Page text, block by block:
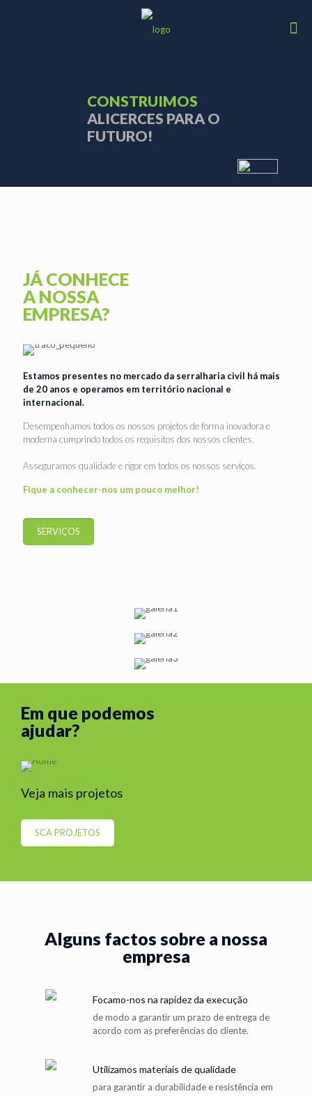
CONSTRUIMOS
ALICERCES PARA O
FUTURO!
JÁ CONHECE
A NOSSA
EMPRESA?
Estamos presentes no mercado da serralharia civil há mais
de 20 anos e operamos em território nacional e
internacional.
Desempenhamos todos os nossos projetos de forma inovadora e
moderna cumprindo todos os requisitos dos nossos clientes.
Asseguramos qualidade e rigor em todos os nossos serviços.
Fique a conhecer-nos um pouco melhor!
SERVIÇOS
Em que podemos
ajudar?
Veja mais projetos
SCA PROJETOS
Alguns factos sobre a nossa
empresa
Focamo-nos na rapidez da execução
de modo a garantir um prazo de entrega de
acordo com as preferências do cliente.
Utilizamos materiais de qualidade
para garantir a durabilidade e resistência em